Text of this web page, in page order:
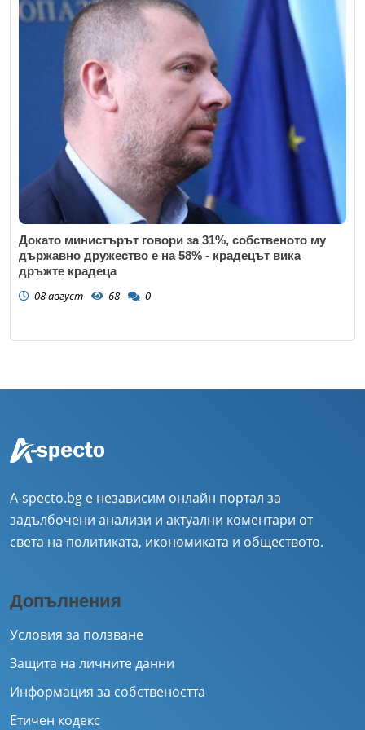
Докато министърът говори за 31%, собственото му
държавно дружество е на 58% - крадецът вика
дръжте крадеца
08 август 68 0
A-specto.bg е независим онлайн портал за
задълбочени анализи и актуални коментари от
света на политиката, икономиката и обществото.
Допълнения
Условия за ползване
Защита на личните данни
Информация за собствеността
Етичен кодекс